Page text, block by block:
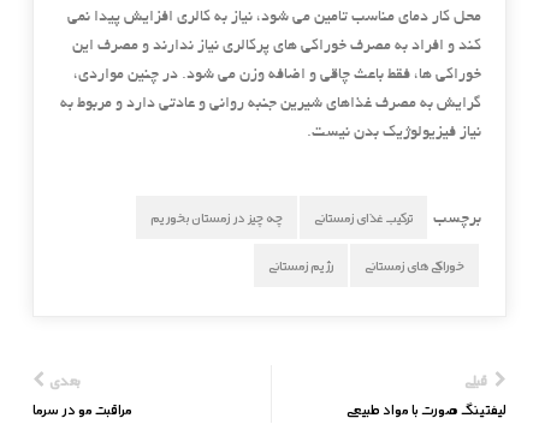
محل کار دمای مناسب تامین می شود، نیاز به کالری افزایش پیدا نمی
کند و افراد به مصرف خوراکی های پرکالری نیاز ندارند و مصرف این
خوراکی ها، فقط باعث چاقی و اضافه وزن می شود. در چنین مواردی،
گرایش به مصرف غذاهای شیرین جنبه روانی و عادتی دارد و مربوط به
نیاز فیزیولوژیک بدن نیست.
برچسب ترکیب غذای زمستانی چه چیز در زمستان بخوریم
خوراکی های زمستانی رژیم زمستانی
قبلی
لیفتینگ صورت با مواد طبیعی
بعدی
مراقبت مو در سرما